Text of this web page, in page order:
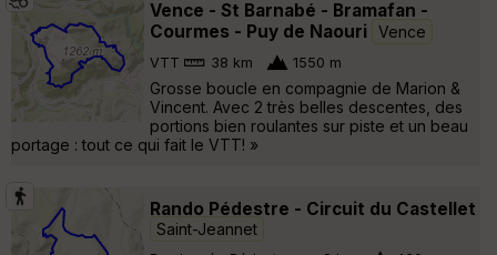
Vence - St Barnabé - Bramafan -
Courmes - Puy de Naouri
Vence
VTT 38 km 1550 m
Grosse boucle en compagnie de Marion &
Vincent. Avec 2 très belles descentes, des
portions bien roulantes sur piste et un beau
portage : tout ce qui fait le VTT! »
Rando Pédestre - Circuit du Castellet
Saint-Jeannet